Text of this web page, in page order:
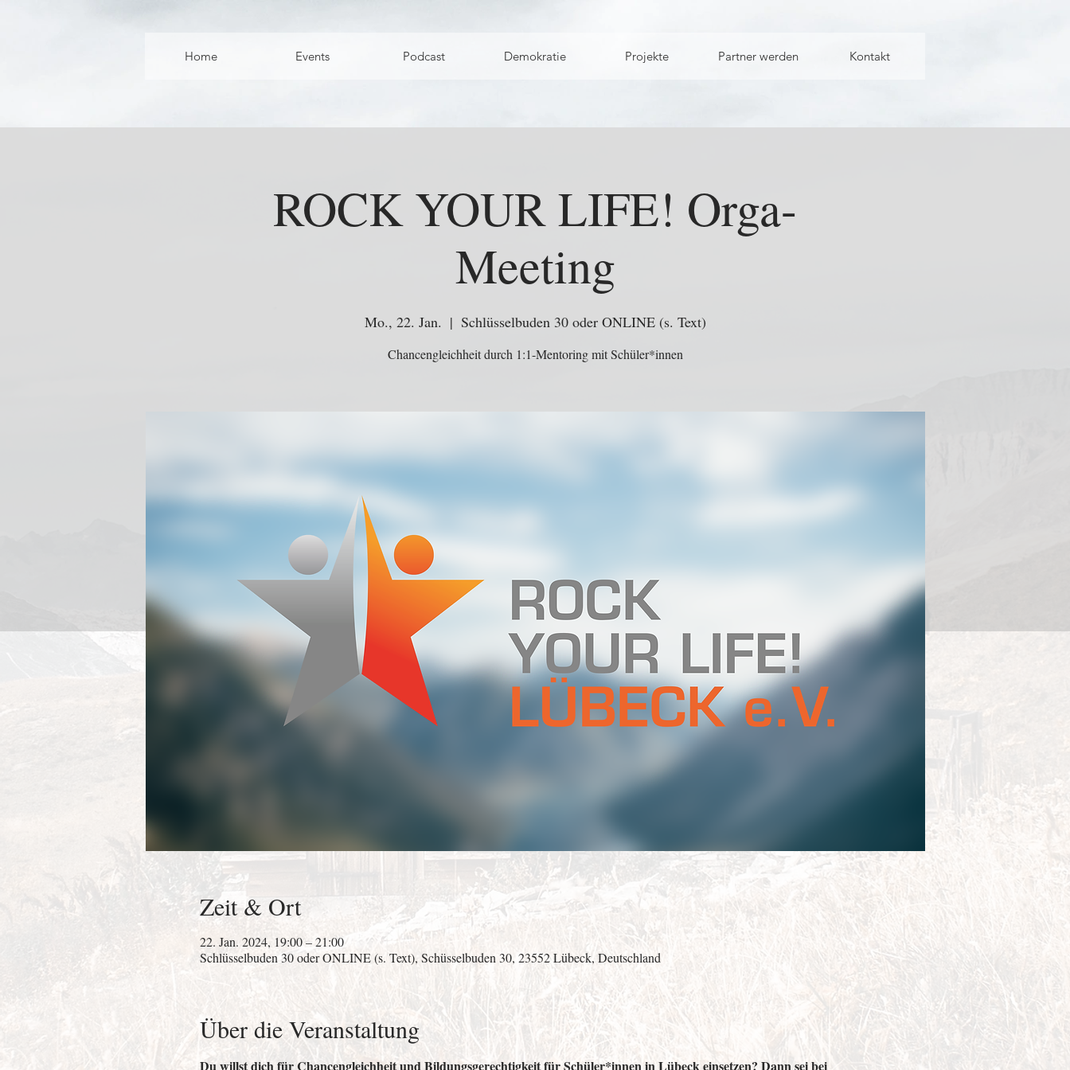
Home Events Podcast Demokratie Projekte Partner werden Kontakt
ROCK YOUR LIFE! Orga-
Meeting
Mo., 22. Jan.
  |
Schlüsselbuden 30 oder ONLINE (s. Text)
Chancengleichheit durch 1:1-Mentoring mit Schüler*innen
Zeit & Ort
22. Jan. 2024, 19:00 – 21:00
Schlüsselbuden 30 oder ONLINE (s. Text), Schüsselbuden 30, 23552 Lübeck, Deutschland
Über die Veranstaltung
Du willst dich für Chancengleichheit und Bildungsgerechtigkeit für Schüler*innen in Lübeck einsetzen? Dann sei bei